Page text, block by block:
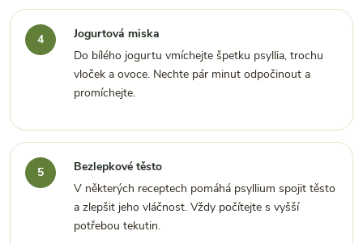
Jogurtová miska
Do bílého jogurtu vmíchejte špetku psyllia, trochu
vloček a ovoce. Nechte pár minut odpočinout a
promíchejte.
Bezlepkové těsto
V některých receptech pomáhá psyllium spojit těsto
a zlepšit jeho vláčnost. Vždy počítejte s vyšší
potřebou tekutin.